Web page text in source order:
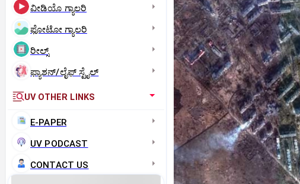
ವೀಡಿಯೊ ಗ್ಯಾಲರಿ
ಫೋಟೋ ಗ್ಯಾಲರಿ
ರೀಲ್ಸ್
ಫ್ಯಾಶನ್/ಲೈಫ್‌ ಸ್ಟೈಲ್
UV OTHER LINKS
E-PAPER
UV PODCAST
CONTACT US